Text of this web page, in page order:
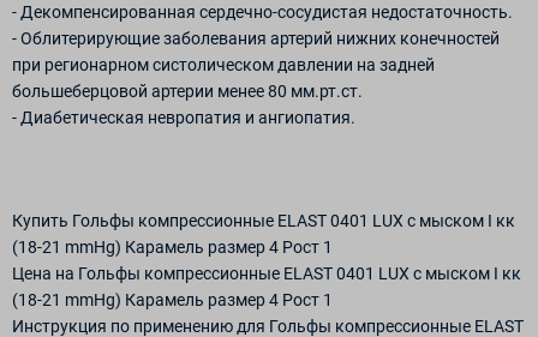
- Декомпенсированная сердечно-сосудистая недостаточность.
- Облитерирующие заболевания артерий нижних конечностей
при регионарном систолическом давлении на задней
большеберцовой артерии менее 80 мм.рт.ст.
- Диабетическая невропатия и ангиопатия.
Купить Гольфы компрессионные ELAST 0401 LUX с мыском I кк
(18-21 mmHg) Карамель размер 4 Рост 1
Цена на Гольфы компрессионные ELAST 0401 LUX с мыском I кк
(18-21 mmHg) Карамель размер 4 Рост 1
Инструкция по применению для Гольфы компрессионные ELAST